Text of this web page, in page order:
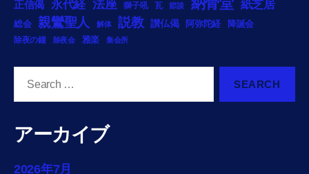
正信偈 永代経 法座 獅子吼 瓦 節談 紙芝居
総会 親鸞聖人 解体 説教 讃仏偈 阿弥陀経 降誕会
除夜の鐘 除夜会 雅楽 集会所
アーカイブ
2026年7月